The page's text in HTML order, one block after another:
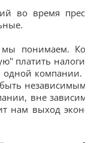
во время
понимаем.
платить
компании.
вне
нам выход